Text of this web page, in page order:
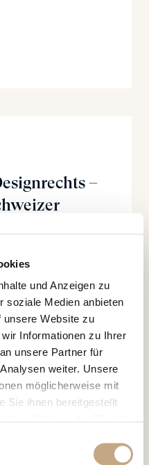
und Anzeigen zu
soziale Medien anbieten
unsere Website zu
Informationen zu Ihrer
unsere Partner für
weiter. Unsere
möglicherweise mit
Sie ihnen bereitgestellt
–